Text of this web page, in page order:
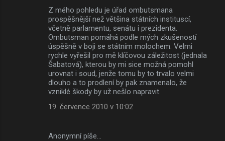
Z mého pohledu je úřad ombutsmana
prospěšnější než většina státních instituscí,
včetně parlamentu, senátu i prezidenta.
Ombutsman pomáhá podle mých zkušeností
úspěšně v boji se státním molochem. Velmi
rychle vyřešil pro mě klíčovou záležitost (jednala
Šabatová), kterou by mi sice možná pomohl
urovnat i soud, jenže tomu by to trvalo velmi
dlouho a to prodlení by pak znamenalo, že
vzniklé škody by už nešlo napravit.
19. července 2010 v 10:02
Anonymní píše…